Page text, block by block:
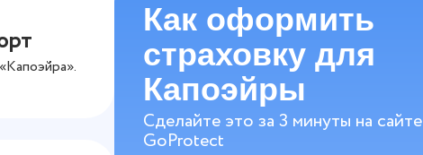
Как оформить
страховку для
Капоэйры
Сделайте это за 3 минуты на сайте
GoProtect